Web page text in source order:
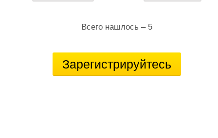
Всего нашлось – 5
Зарегистрируйтесь